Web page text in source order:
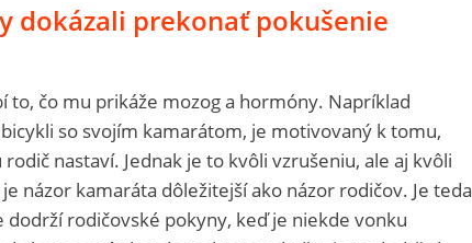
dokázali prekonať pokušenie
čo mu prikáže mozog a hormóny. Napríklad
so svojím kamarátom, je motivovaný k tomu,
nastaví. Jednak je to kvôli vzrušeniu, ale aj kvôli
názor kamaráta dôležitejší ako názor rodičov. Je teda
rodičovské pokyny, keď je niekde vonku